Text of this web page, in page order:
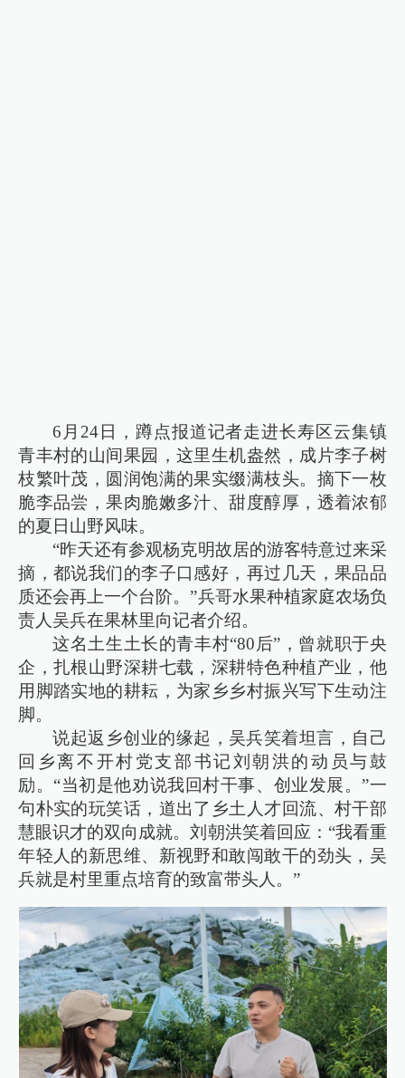
6月24日，蹲点报道记者走进长寿区云集镇
青丰村的山间果园，这里生机盎然，成片李子树
枝繁叶茂，圆润饱满的果实缀满枝头。摘下一枚
脆李品尝，果肉脆嫩多汁、甜度醇厚，透着浓郁
的夏日山野风味。
“昨天还有参观杨克明故居的游客特意过来采
摘，都说我们的李子口感好，再过几天，果品品
质还会再上一个台阶。”兵哥水果种植家庭农场负
责人吴兵在果林里向记者介绍。
这名土生土长的青丰村“80后”，曾就职于央
企，扎根山野深耕七载，深耕特色种植产业，他
用脚踏实地的耕耘，为家乡乡村振兴写下生动注
脚。
说起返乡创业的缘起，吴兵笑着坦言，自己
回乡离不开村党支部书记刘朝洪的动员与鼓
励。“当初是他劝说我回村干事、创业发展。”一
句朴实的玩笑话，道出了乡土人才回流、村干部
慧眼识才的双向成就。刘朝洪笑着回应：“我看重
年轻人的新思维、新视野和敢闯敢干的劲头，吴
兵就是村里重点培育的致富带头人。”